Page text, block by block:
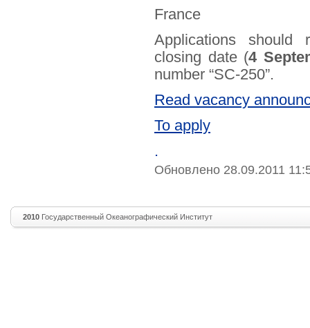
France
Applications should
closing date (4
number “SC-250”.
Read vacancy
To apply
.
Обновлено 28.09.2011
2010 Государственный Океанографический Институт